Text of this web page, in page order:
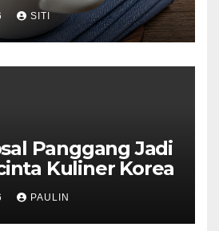
SITI
Panggang Jadi
Kuliner Korea
PAULIN